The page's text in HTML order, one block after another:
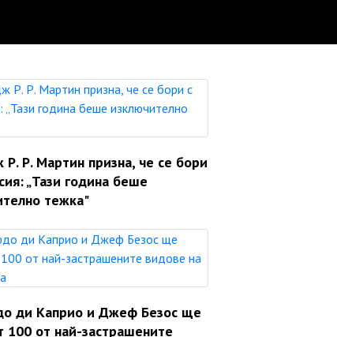
Р. Мартин призна, че се бори
„Тази година беше
тежка"
ди Каприо и Джеф Безос ще
100 от най-застрашените